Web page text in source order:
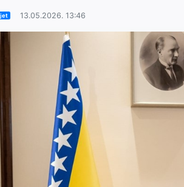
13.05.2026. 13:46